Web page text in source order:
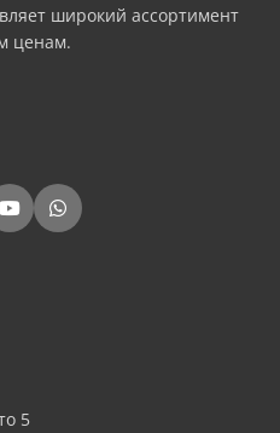
широкий ассортимент
ценам.
5